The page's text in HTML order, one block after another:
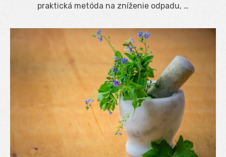
praktická metóda na zníženie odpadu, …